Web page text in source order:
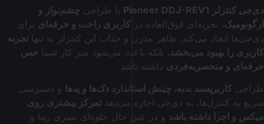
دی‌جی کنترلر Pioneer DDJ-REV1 با طراحی چشم‌نواز و
ارگونومیک، تجربه‌ای فوق‌العاده در کاربری راحت و حرفه‌ای برای
دی‌جی‌ها ایجاد می‌کند. ظاهر مدرن و جذاب این کنترلر نه تنها تجربه
کاربری را بهبود می‌بخشد، بلکه باعث می‌شود میز کار شما حس
حرفه‌ای و منحصربه‌فردی داشته باشد.
طراحی کاربرپسند بدنه، چینش استاندارد دک‌ها و پدها و دسترسی
سریع به کنترل‌ها، به دی‌جی اجازه می‌دهد تمرکز بیشتری روی
میکس و اجرا داشته باشد و در عین حال جلوه‌ای بصری زیبا و